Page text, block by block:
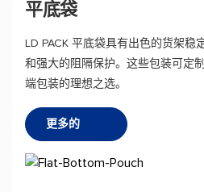
平底袋
LD PACK 平底袋具有出色的货架稳
和强大的阻隔保护。这些包装可定
端包装的理想之选。
更多的